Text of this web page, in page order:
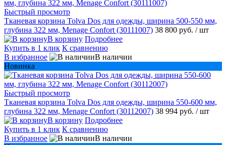
Быстрый просмотр
Тканевая корзина Tolva Dos для одежды, ширина 500-550 мм,
глубина 322 мм, Menage Confort (30111007) 38 800 руб. / шт
В корзину Подробнее
Купить в 1 клик К сравнению
В избранное
В наличии
Новинка
Быстрый просмотр
Тканевая корзина Tolva Dos для одежды, ширина 550-600 мм,
глубина 322 мм, Menage Confort (30112007) 38 994 руб. / шт
В корзину Подробнее
Купить в 1 клик К сравнению
В избранное
В наличии